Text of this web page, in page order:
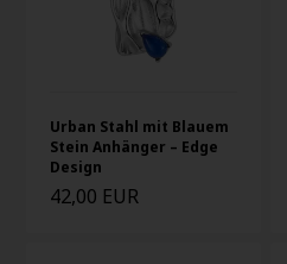
Urban Stahl mit Blauem
Stein Anhänger – Edge
Design
42,00 EUR